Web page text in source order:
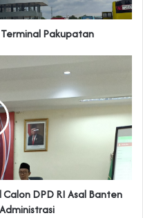
Pakupatan
DPD RI Asal Banten